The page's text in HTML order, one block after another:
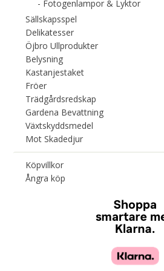
Fotogenlampor & Lyktor
Sällskapsspel
Delikatesser
Öjbro Ullprodukter
Belysning
Kastanjestaket
Fröer
Trädgårdsredskap
Gardena Bevattning
Växtskyddsmedel
Mot Skadedjur
Köpvillkor
Ångra köp